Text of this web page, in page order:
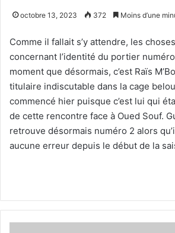
octobre 13, 2023 372 Moins d’une
Comme il fallait s’y attendre, les
concernant l’identité du portier numéro
moment que désormais, c’est Raïs
titulaire indiscutable dans la cage
commencé hier puisque c’est lui qui
de cette rencontre face à Oued Souf.
retrouve désormais numéro 2 alors
aucune erreur depuis le début de la